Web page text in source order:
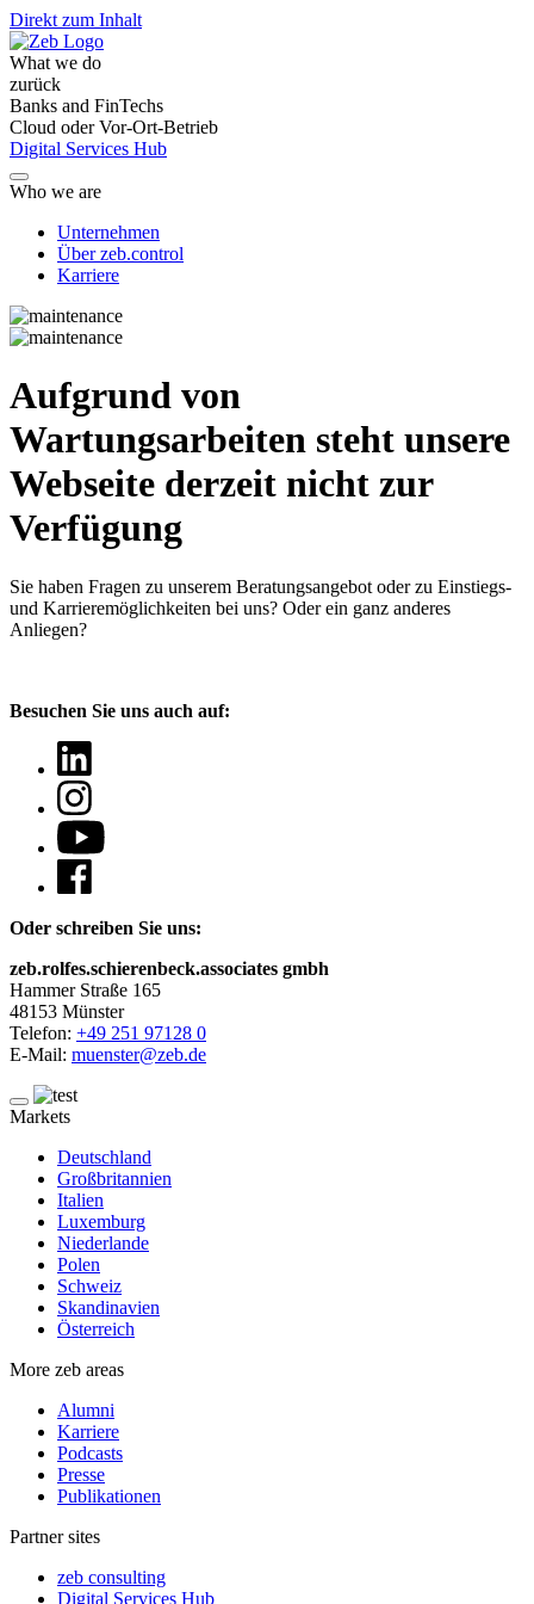
Direkt zum Inhalt
What we do
zurück
Banks and FinTechs
Cloud oder Vor-Ort-Betrieb
Digital Services Hub
Who we are
Unternehmen
Über zeb.control
Karriere
Aufgrund von
Wartungsarbeiten steht unsere
Webseite derzeit nicht zur
Verfügung
Sie haben Fragen zu unserem Beratungsangebot oder zu Einstiegs-
und Karrieremöglichkeiten bei uns? Oder ein ganz anderes
Anliegen?
Besuchen Sie uns auch auf:
Oder schreiben Sie uns:
zeb.rolfes.schierenbeck.associates gmbh
Hammer Straße 165
48153 Münster
Telefon: +49 251 97128 0
E-Mail: muenster@zeb.de
Markets
Deutschland
Großbritannien
Italien
Luxemburg
Niederlande
Polen
Schweiz
Skandinavien
Österreich
More zeb areas
Alumni
Karriere
Podcasts
Presse
Publikationen
Partner sites
zeb consulting
Digital Services Hub